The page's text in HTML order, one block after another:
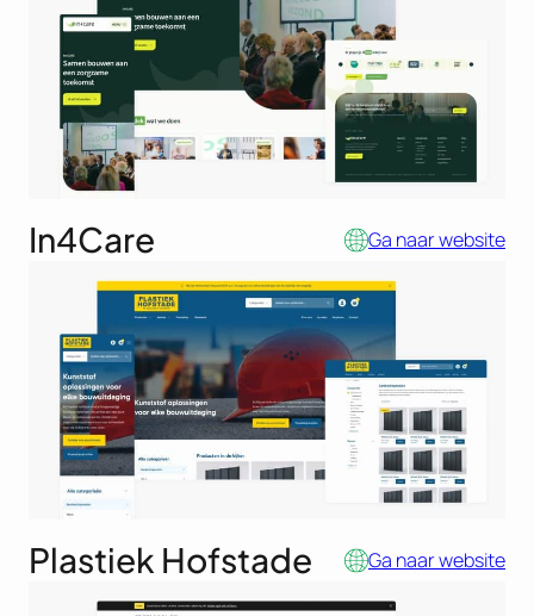
In4Care Ga naar website
Plastiek Hofstade Ga naar website